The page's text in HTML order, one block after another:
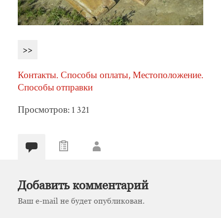
>>
Контакты. Способы оплаты, Местоположение.
Способы отправки
Просмотров: 1 321
Добавить комментарий
Ваш e-mail не будет опубликован.